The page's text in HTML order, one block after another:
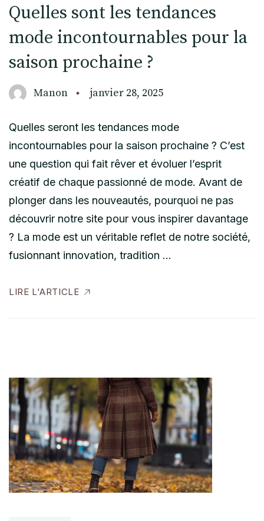
Quelles sont les tendances
mode incontournables pour la
saison prochaine ?
Manon janvier 28, 2025
Quelles seront les tendances mode
incontournables pour la saison prochaine ? C’est
une question qui fait rêver et évoluer l’esprit
créatif de chaque passionné de mode. Avant de
plonger dans les nouveautés, pourquoi ne pas
découvrir notre site pour vous inspirer davantage
? La mode est un véritable reflet de notre société,
fusionnant innovation, tradition …
LIRE L'ARTICLE